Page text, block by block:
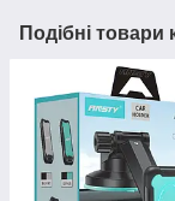
Подібні товари